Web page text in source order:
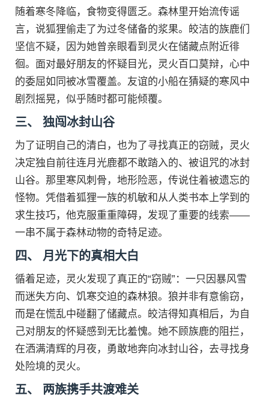
随着寒冬降临，食物变得匮乏。森林里开始流传谣
言，说狐狸偷走了为过冬储备的浆果。皎洁的族鹿们
坚信不疑，因为她曾亲眼看到灵火在储藏点附近徘
徊。面对最好朋友的怀疑目光，灵火百口莫辩，心中
的委屈如同被冰雪覆盖。友谊的小船在猜疑的寒风中
剧烈摇晃，似乎随时都可能倾覆。
三、 独闯冰封山谷
为了证明自己的清白，也为了寻找真正的窃贼，灵火
决定独自前往连月光鹿都不敢踏入的、被诅咒的冰封
山谷。那里寒风刺骨，地形险恶，传说住着被遗忘的
怪物。凭借着狐狸一族的机敏和从人类书本上学到的
求生技巧，他克服重重障碍，发现了重要的线索——
一串不属于森林动物的奇特足迹。
四、 月光下的真相大白
循着足迹，灵火发现了真正的“窃贼”：一只因暴风雪
而迷失方向、饥寒交迫的森林狼。狼并非有意偷窃，
而是在慌乱中碰翻了储藏点。皎洁得知真相后，为自
己对朋友的怀疑感到无比羞愧。她不顾族鹿的阻拦，
在洒满清辉的月夜，勇敢地奔向冰封山谷，去寻找身
处险境的灵火。
五、 两族携手共渡难关